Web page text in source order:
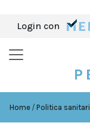
Login con
Home Politica